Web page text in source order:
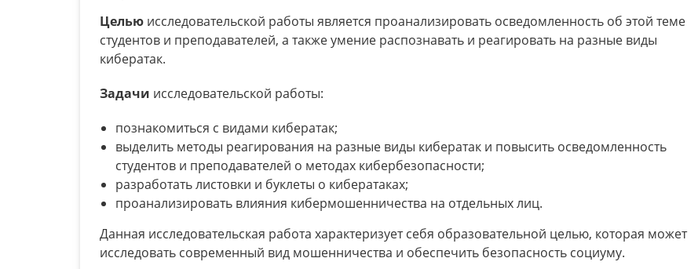
Целью исследовательской работы является проанализировать осведомленность об этой теме
студентов и преподавателей, а также умение распознавать и реагировать на разные виды
кибератак.
Задачи исследовательской работы:
познакомиться с видами кибератак;
выделить методы реагирования на разные виды кибератак и повысить осведомленность
студентов и преподавателей о методах кибербезопасности;
разработать листовки и буклеты о кибератаках;
проанализировать влияния кибермошенничества на отдельных лиц.
Данная исследовательская работа характеризует себя образовательной целью, которая может
исследовать современный вид мошенничества и обеспечить безопасность социуму.